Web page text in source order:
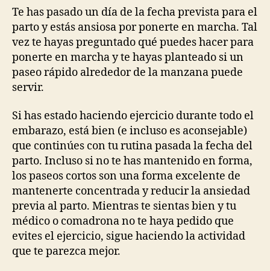
ejercicio
ayudarme
a
iniciar
el
parto?
Te has pasado un día de la fecha prevista para el
parto y estás ansiosa por ponerte en marcha. Tal
vez te hayas preguntado qué puedes hacer para
ponerte en marcha y te hayas planteado si un
paseo rápido alrededor de la manzana puede
servir.
Si has estado haciendo ejercicio durante todo el
embarazo, está bien (e incluso es aconsejable)
que continúes con tu rutina pasada la fecha del
parto. Incluso si no te has mantenido en forma,
los paseos cortos son una forma excelente de
mantenerte concentrada y reducir la ansiedad
previa al parto. Mientras te sientas bien y tu
médico o comadrona no te haya pedido que
evites el ejercicio, sigue haciendo la actividad
que te parezca mejor.